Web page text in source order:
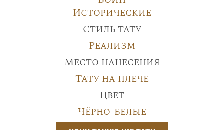
Исторические
Стиль тату
Реализм
Место нанесения
Тату на плече
Цвет
Чёрно-белые